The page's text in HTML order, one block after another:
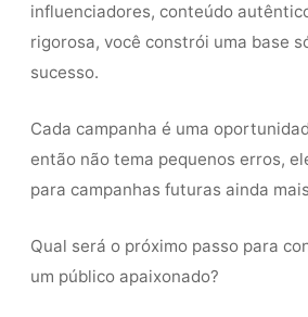
influenciadores, conteúdo
rigorosa, você constrói uma base
sucesso.
Cada campanha é uma
então não tema pequenos erros,
para campanhas futuras ainda
Qual será o próximo passo para
um público apaixonado?